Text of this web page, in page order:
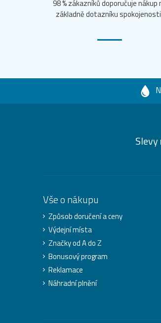
98 % zákazníků doporučuje nákup
základně dotazníku
Vše o nákupu
Způsob doručení a ceny
Výdejní místa
Značky od A do Z
Bonusový program
Reklamace
Náhradní plnění